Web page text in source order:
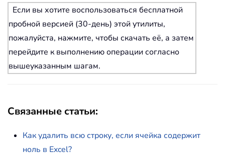
Если вы хотите воспользоваться бесплатной
пробной версией (30-день) этой утилиты,
пожалуйста, нажмите, чтобы скачать её, а затем
перейдите к выполнению операции согласно
вышеуказанным шагам.
Связанные статьи:
Как удалить всю строку, если ячейка содержит
ноль в Excel?